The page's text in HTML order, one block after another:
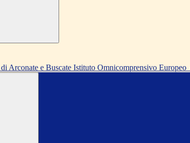
Istituto Omnicomprensivo Europeo